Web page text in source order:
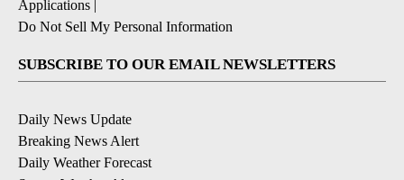
Applications |
Do Not Sell My Personal Information
SUBSCRIBE TO OUR EMAIL NEWSLETTERS
Daily News Update
Breaking News Alert
Daily Weather Forecast